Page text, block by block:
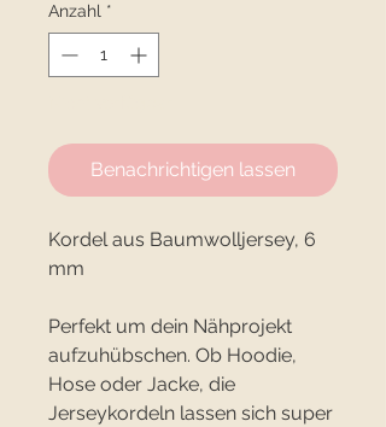
Meter
Anzahl *
Benachrichtigen lassen
Kordel aus Baumwolljersey, 6
mm
Perfekt um dein Nähprojekt
aufzuhübschen. Ob Hoodie,
Hose oder Jacke, die
Jerseykordeln lassen sich super